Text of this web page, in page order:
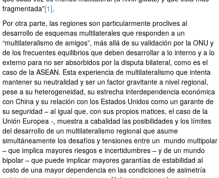
fragmentada”[1].
Por otra parte, las regiones son particularmente proclives al
desarrollo de esquemas multilaterales que responden a un
“multilateralismo de amigos”, más allá de su validación por la ONU y
de los frecuentes equilibrios que deben desarrollar a lo interno y a lo
externo para no ser absorbidos por la disputa bilateral, como es el
caso de la ASEAN. Esta experiencia de multilateralismo que intenta
mantener su neutralidad y ser un factor gravitante a nivel regional,
pese a su heterogeneidad, su estrecha interdependencia económica
con China y su relación con los Estados Unidos como un garante de
su seguridad – al igual que, con sus propios matices, el caso de la
Unión Europea -, muestra a cabalidad las posibilidades y los límites
del desarrollo de un multilateralismo regional que asume
simultáneamente los desafíos y tensiones entre un mundo multipolar
– que implica mayores riesgos e incertidumbres – y de un mundo
bipolar – que puede implicar mayores garantías de estabilidad al
costo de una mayor dependencia en las condiciones de asimetría